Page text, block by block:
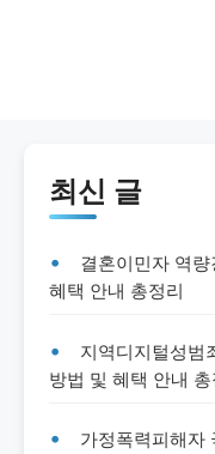
최신 글
결혼이민자 역
혜택 안내 총정리
지역디지털성범
방법 및 혜택 안내 총
가정폭력피해자